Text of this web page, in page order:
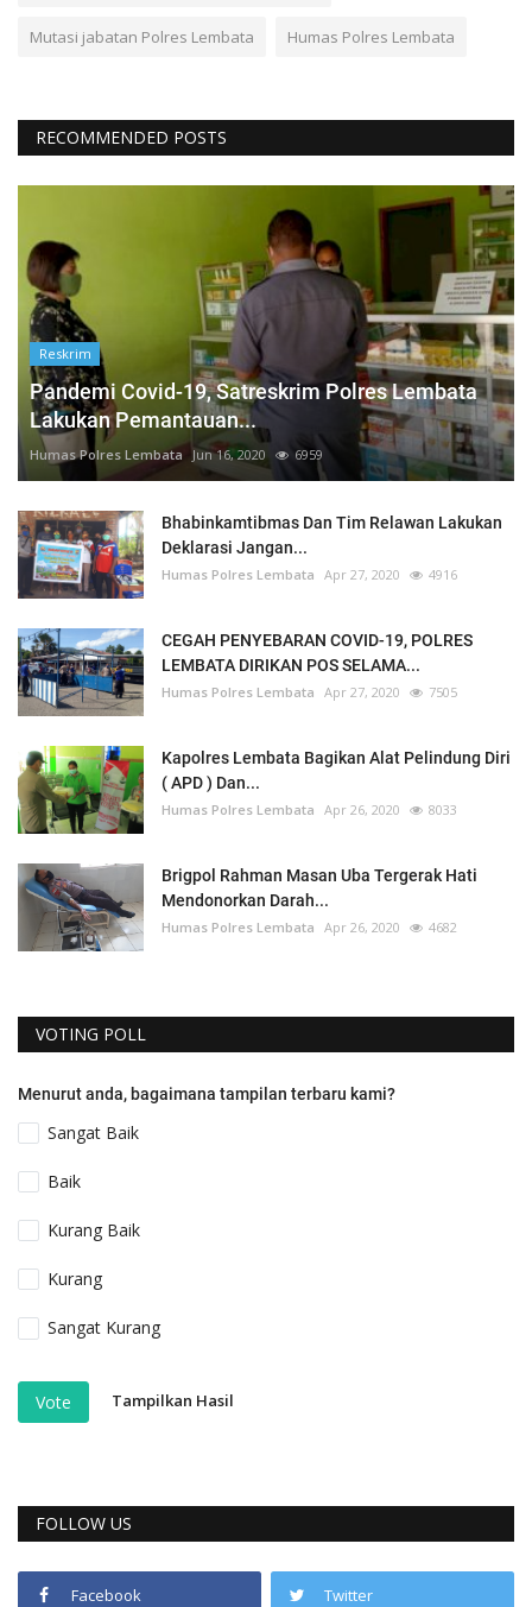
Mutasi jabatan Polres Lembata Humas Polres Lembata
RECOMMENDED POSTS
Reskrim
Pandemi Covid-19, Satreskrim Polres Lembata
Lakukan Pemantauan...
Humas Polres Lembata Jun 16, 2020 6959
Bhabinkamtibmas Dan Tim Relawan Lakukan
Deklarasi Jangan...
Humas Polres Lembata Apr 27, 2020 4916
CEGAH PENYEBARAN COVID-19, POLRES
LEMBATA DIRIKAN POS SELAMA...
Humas Polres Lembata Apr 27, 2020 7505
Kapolres Lembata Bagikan Alat Pelindung Diri
( APD ) Dan...
Humas Polres Lembata Apr 26, 2020 8033
Brigpol Rahman Masan Uba Tergerak Hati
Mendonorkan Darah...
Humas Polres Lembata Apr 26, 2020 4682
VOTING POLL
Menurut anda, bagaimana tampilan terbaru kami?
Sangat Baik
Baik
Kurang Baik
Kurang
Sangat Kurang
Vote Tampilkan Hasil
FOLLOW US
Facebook Twitter